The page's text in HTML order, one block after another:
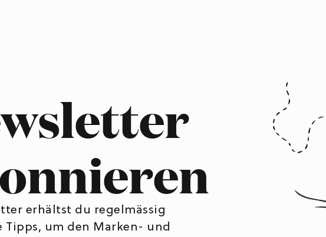
erhältst du regelmässig
Tipps, um den Marken- und